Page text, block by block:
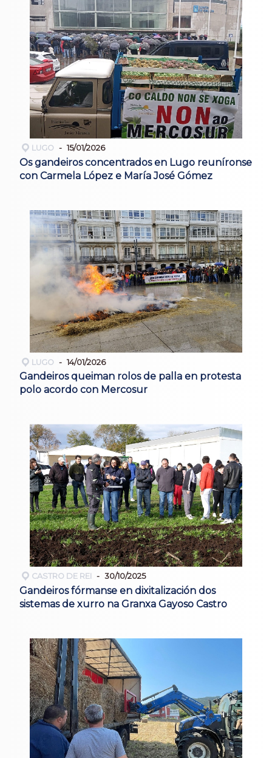
LUGO 15/01/2026
Os gandeiros concentrados en Lugo reuníronse
con Carmela López e María José Gómez
LUGO 14/01/2026
Gandeiros queiman rolos de palla en protesta
polo acordo con Mercosur
CASTRO DE REI 30/10/2025
Gandeiros fórmanse en dixitalización dos
sistemas de xurro na Granxa Gayoso Castro